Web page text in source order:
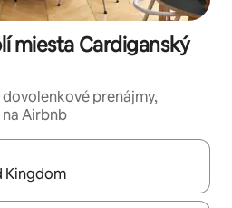
miesta Cardiganský
prenájmy,
Airbnb
môžete si ich prechádzať